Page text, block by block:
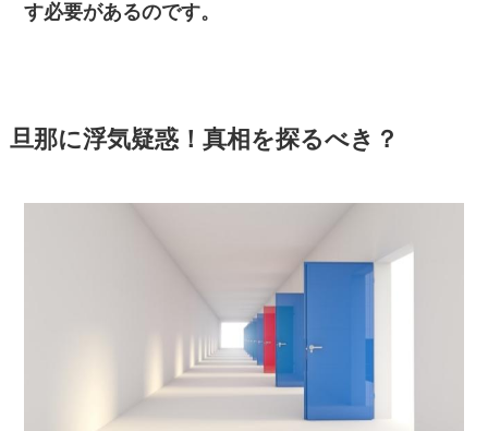
す必要があるのです。
旦那に浮気疑惑！真相を探るべき？